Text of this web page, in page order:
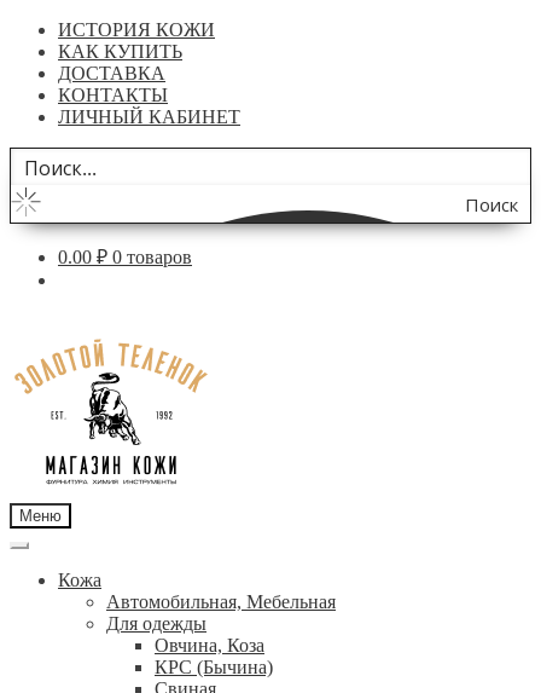
ИСТОРИЯ КОЖИ
КАК КУПИТЬ
ДОСТАВКА
КОНТАКТЫ
ЛИЧНЫЙ КАБИНЕТ
Поиск
по
0.00 ₽ 0 товаров
навигации
содержимому
Меню
Кожа
Автомобильная, Мебельная
Для одежды
Овчина, Коза
КРС (Бычина)
Свиная